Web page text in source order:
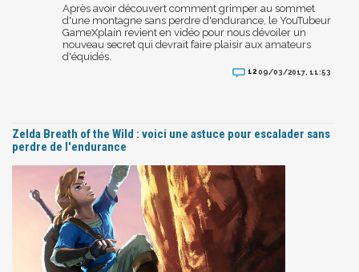
Après avoir découvert comment grimper au sommet
d'une montagne sans perdre d'endurance, le YouTubeur
GameXplain revient en vidéo pour nous dévoiler un
nouveau secret qui devrait faire plaisir aux amateurs
d'équidés.
12 09/03/2017, 11:53
Zelda Breath of the Wild : voici une astuce pour escalader sans
perdre de l'endurance